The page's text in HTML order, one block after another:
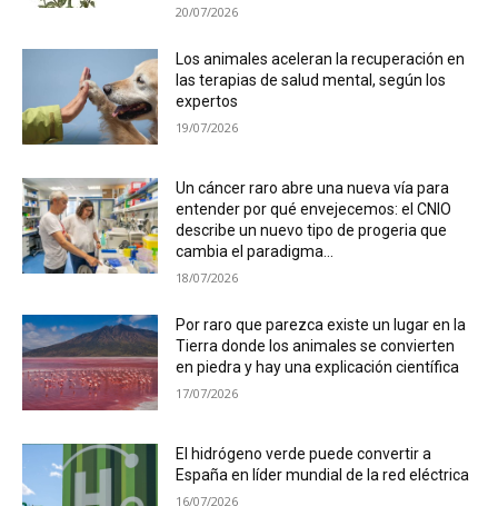
20/07/2026
Los animales aceleran la recuperación en
las terapias de salud mental, según los
expertos
19/07/2026
Un cáncer raro abre una nueva vía para
entender por qué envejecemos: el CNIO
describe un nuevo tipo de progeria que
cambia el paradigma...
18/07/2026
Por raro que parezca existe un lugar en la
Tierra donde los animales se convierten
en piedra y hay una explicación científica
17/07/2026
El hidrógeno verde puede convertir a
España en líder mundial de la red eléctrica
16/07/2026